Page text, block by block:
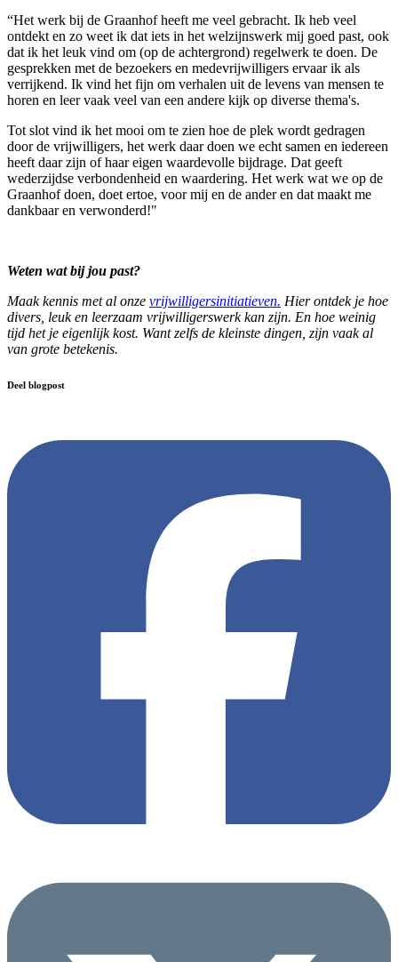
“Het werk bij de Graanhof heeft me veel gebracht. Ik heb veel
ontdekt en zo weet ik dat iets in het welzijnswerk mij goed past, ook
dat ik het leuk vind om (op de achtergrond) regelwerk te doen. De
gesprekken met de bezoekers en medevrijwilligers ervaar ik als
verrijkend. Ik vind het fijn om verhalen uit de levens van mensen te
horen en leer vaak veel van een andere kijk op diverse thema's.
Tot slot vind ik het mooi om te zien hoe de plek wordt gedragen
door de vrijwilligers, het werk daar doen we echt samen en iedereen
heeft daar zijn of haar eigen waardevolle bijdrage. Dat geeft
wederzijdse verbondenheid en waardering. Het werk wat we op de
Graanhof doen, doet ertoe, voor mij en de ander en dat maakt me
dankbaar en verwonderd!"
Weten wat bij jou past?
Maak kennis met al onze vrijwilligersinitiatieven. Hier ontdek je hoe
divers, leuk en leerzaam vrijwilligerswerk kan zijn. En hoe weinig
tijd het je eigenlijk kost. Want zelfs de kleinste dingen, zijn vaak al
van grote betekenis.
Deel blogpost